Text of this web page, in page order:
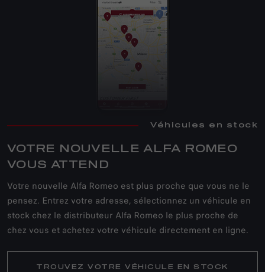
Véhicules en stock
VOTRE NOUVELLE ALFA ROMEO
VOUS ATTEND
Votre nouvelle Alfa Romeo est plus proche que vous ne le
pensez. Entrez votre adresse, sélectionnez un véhicule en
stock chez le distributeur Alfa Romeo le plus proche de
chez vous et achetez votre véhicule directement en ligne.
TROUVEZ VOTRE VÉHICULE EN STOCK